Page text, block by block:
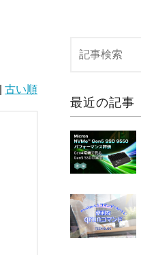
古い順
最近の記事